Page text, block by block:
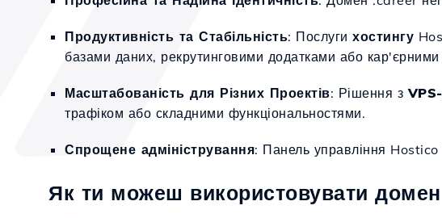
Продуктивність та Стабільність: Послуги хостингу
базами даних, рекрутинговими додатками або
Масштабованість для Різних Проектів: Рішення з
трафіком або складними функціональностями.
Спрощене адміністрування: Панель управління
Як ти можеш використовувати